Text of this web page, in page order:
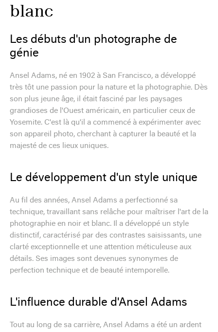
blanc
Les débuts d'un photographe de
génie
Ansel Adams, né en 1902 à San Francisco, a développé
très tôt une passion pour la nature et la photographie. Dès
son plus jeune âge, il était fasciné par les paysages
grandioses de l'Ouest américain, en particulier ceux de
Yosemite. C'est là qu'il a commencé à expérimenter avec
son appareil photo, cherchant à capturer la beauté et la
majesté de ces lieux uniques.
Le développement d'un style unique
Au fil des années, Ansel Adams a perfectionné sa
technique, travaillant sans relâche pour maîtriser l'art de la
photographie en noir et blanc. Il a développé un style
distinctif, caractérisé par des contrastes saisissants, une
clarté exceptionnelle et une attention méticuleuse aux
détails. Ses images sont devenues synonymes de
perfection technique et de beauté intemporelle.
L'influence durable d'Ansel Adams
Tout au long de sa carrière, Ansel Adams a été un ardent